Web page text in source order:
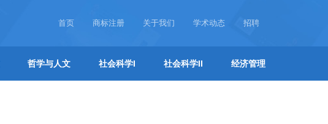
首页 商标注册 关于我们 学术动态 招聘
哲学与人文 社会科学I 社会科学II 经济管理